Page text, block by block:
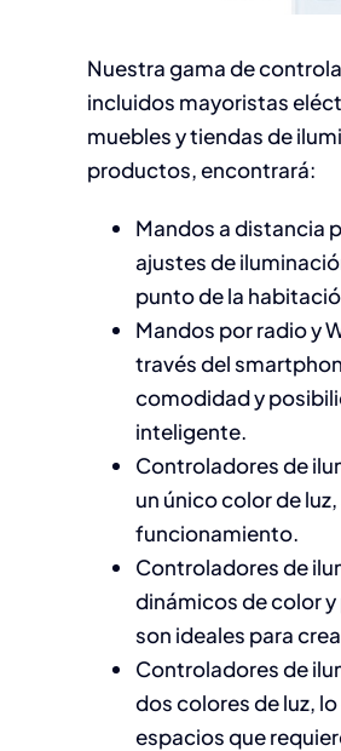
Nuestra gama de
incluidos mayoristas
muebles y tiendas de
productos, encontrará:
Mandos a distancia
ajustes de
punto de la
Mandos por radio y
través del
comodidad y
inteligente.
Controladores de
un único color de
funcionamiento.
Controladores de
dinámicos de color
son ideales para
Controladores de
dos colores de luz,
espacios que